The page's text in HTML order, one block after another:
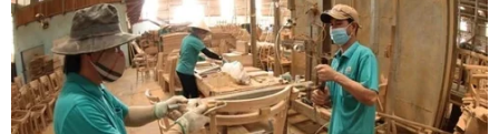
mốc 67 triệu đồng mỗi lượng
10/04/2023 02:07
Phiên mở cửa sáng 10/4, giá vàng SJC tại các doanh
nghiệp giảm cao nhất 150.000 đồng mỗi lượng, trong